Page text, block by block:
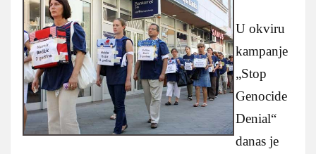
U okviru
kampanje
„Stop
Genocide
Denial“
danas je